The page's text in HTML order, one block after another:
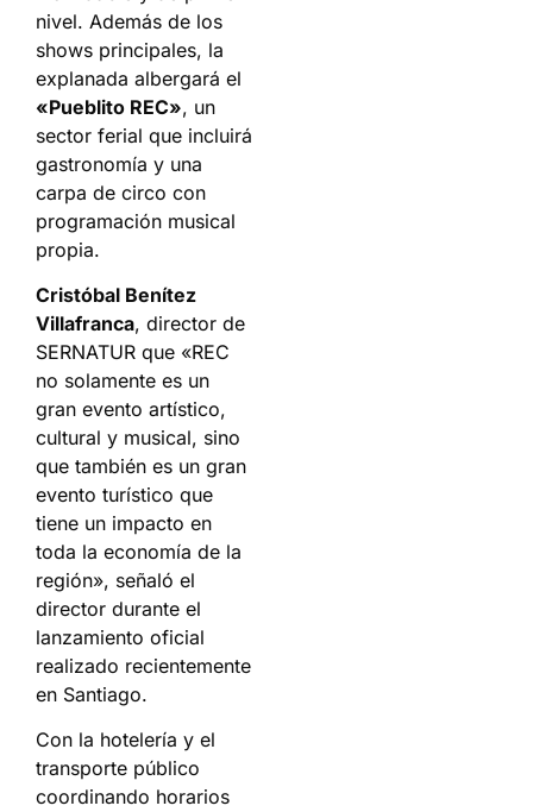
nivel. Además de los
shows principales, la
explanada albergará el
«Pueblito REC», un
sector ferial que incluirá
gastronomía y una
carpa de circo con
programación musical
propia.
Cristóbal Benítez
Villafranca, director de
SERNATUR que «REC
no solamente es un
gran evento artístico,
cultural y musical, sino
que también es un gran
evento turístico que
tiene un impacto en
toda la economía de la
región», señaló el
director durante el
lanzamiento oficial
realizado recientemente
en Santiago.
Con la hotelería y el
transporte público
coordinando horarios